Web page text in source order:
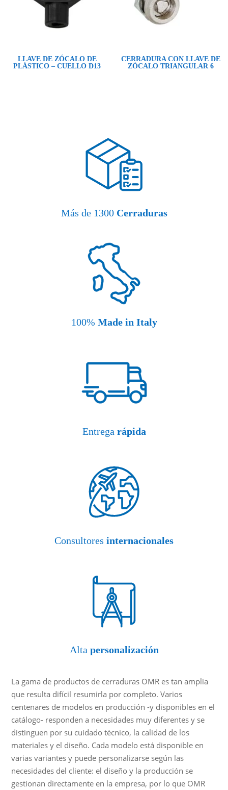
LLAVE DE ZÓCALO DE
PLÁSTICO – CUELLO D13
CERRADURA CON LLAVE DE
ZÓCALO TRIANGULAR 6
Más de 1300 Cerraduras
100% Made in Italy
Entrega rápida
Consultores internacionales
Alta personalización
La gama de productos de cerraduras OMR es tan amplia
que resulta difícil resumirla por completo. Varios
centenares de modelos en producción -y disponibles en el
catálogo- responden a necesidades muy diferentes y se
distinguen por su cuidado técnico, la calidad de los
materiales y el diseño. Cada modelo está disponible en
varias variantes y puede personalizarse según las
necesidades del cliente: el diseño y la producción se
gestionan directamente en la empresa, por lo que OMR